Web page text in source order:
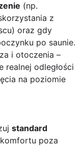
(np.
z
oraz gdy
po saunie.
i otoczenia –
realnej odległości
na poziomie
standard
poza